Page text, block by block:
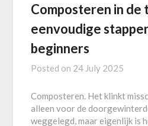
Composteren in de
eenvoudige
beginners
Posted on 24 July 2025
Composteren. Het klinkt
alleen voor de
weggelegd, maar eigenlijk is